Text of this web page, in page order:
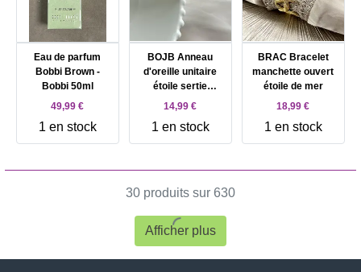
Eau de parfum
Bobbi Brown -
Bobbi 50ml
49,99 €
1 en stock
BOJB Anneau
d'oreille unitaire
étoile sertie
d'oxydes
14,99 €
1 en stock
BRAC Bracelet
manchette ouvert
étoile de mer
18,99 €
1 en stock
30 produits sur 630
Afficher plus